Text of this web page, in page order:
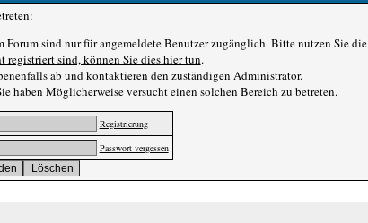
sind nur für angemeldete Benutzer zugänglich. Bitte nutzen Sie die
registriert sind, können Sie dies hier tun.
ab und kontaktieren den zuständigen Administrator.
haben Möglicherweise versucht einen solchen Bereich zu betreten.
Registrierung
Passwort vergessen